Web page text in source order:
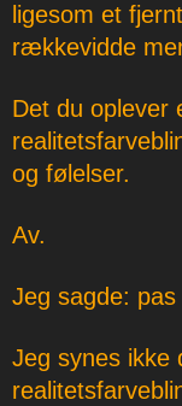
ligesom et
rækkevidde
Det du oplever
og følelser.
Av.
Jeg sagde:
Jeg synes ikke